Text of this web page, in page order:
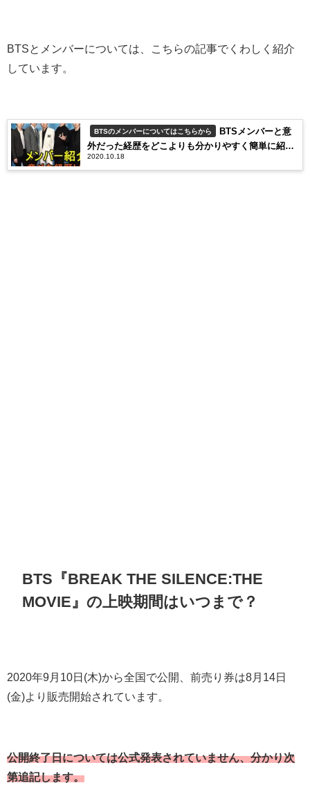
BTSとメンバーについては、こちらの記事でくわしく紹介
しています。
BTSのメンバーについてはこちらから
BTSメンバーと意
外だった経歴をどこよりも分かりやすく簡単に紹
介！
2020.10.18
BTS『BREAK THE SILENCE:THE
MOVIE』の上映期間はいつまで？
2020年9月10日(木)から全国で公開、前売り券は8月14日
(金)より販売開始されています。
公開終了日については公式発表されていません、分かり次
第追記します。